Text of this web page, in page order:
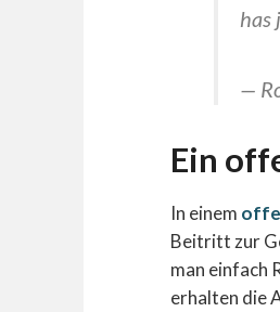
has
—
Ein
In einem
Beitritt zur
man einfach
erhalten die